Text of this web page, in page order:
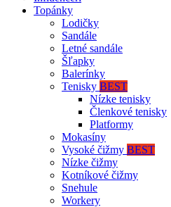
Topánky
Lodičky
Sandále
Letné sandále
Šľapky
Balerínky
Tenisky BEST
Nízke tenisky
Členkové tenisky
Platformy
Mokasíny
Vysoké čižmy BEST
Nízke čižmy
Kotníkové čižmy
Snehule
Workery